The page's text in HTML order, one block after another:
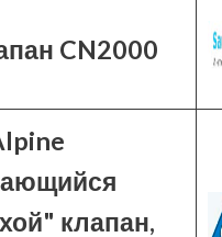
CN2000
клапан,